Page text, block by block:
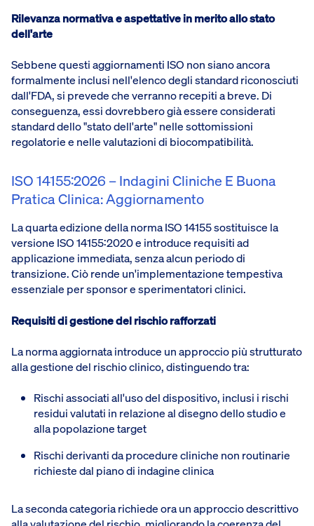
Rilevanza normativa e aspettative in merito allo stato
dell'arte
Sebbene questi aggiornamenti ISO non siano ancora
formalmente inclusi nell'elenco degli standard riconosciuti
dall'FDA, si prevede che verranno recepiti a breve. Di
conseguenza, essi dovrebbero già essere considerati
standard dello "stato dell'arte" nelle sottomissioni
regolatorie e nelle valutazioni di biocompatibilità.
ISO 14155:2026 – Indagini Cliniche E Buona
Pratica Clinica: Aggiornamento
La quarta edizione della norma ISO 14155 sostituisce la
versione ISO 14155:2020 e introduce requisiti ad
applicazione immediata, senza alcun periodo di
transizione. Ciò rende un'implementazione tempestiva
essenziale per sponsor e sperimentatori clinici.
Requisiti di gestione del rischio rafforzati
La norma aggiornata introduce un approccio più strutturato
alla gestione del rischio clinico, distinguendo tra:
Rischi associati all'uso del dispositivo, inclusi i rischi
residui valutati in relazione al disegno dello studio e
alla popolazione target
Rischi derivanti da procedure cliniche non routinarie
richieste dal piano di indagine clinica
La seconda categoria richiede ora un approccio descrittivo